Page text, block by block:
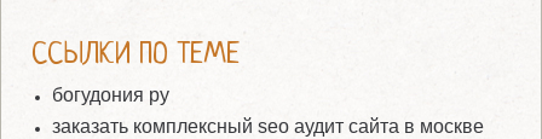
ССЫЛКИ ПО ТЕМЕ
богудония ру
заказать комплексный seo аудит сайта в москве